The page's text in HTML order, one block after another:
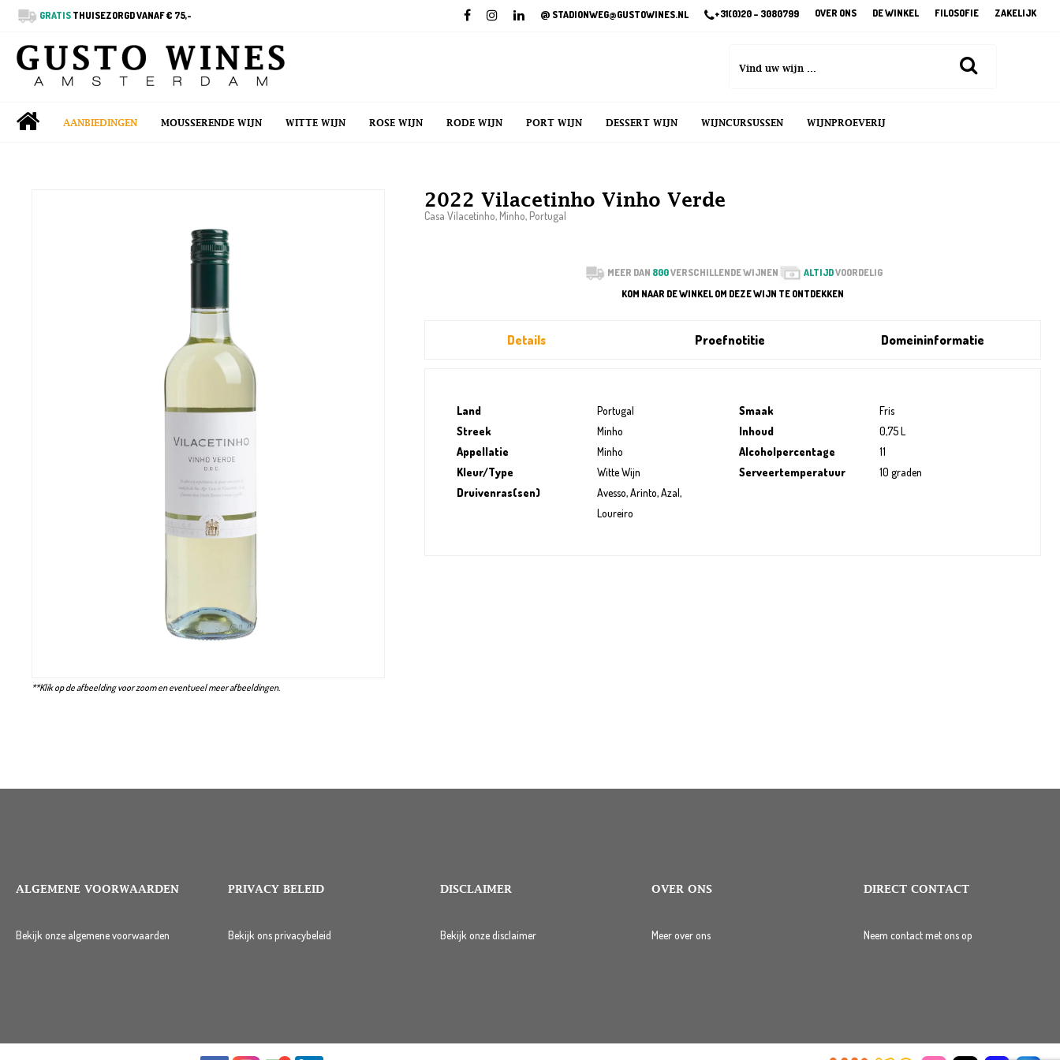
@ STADIONWEG@GUSTOWINES.NL +31(0)20 – 3080799 OVER ONS DE WINKEL FILOSOFIE ZAKELIJK
GRATIS THUISEZORGD VANAF € 75,-
AANBIEDINGEN MOUSSERENDE WIJN WITTE WIJN ROSE WIJN RODE WIJN PORT WIJN DESSERT WIJN WIJNCURSUSSEN WIJNPROEVERIJ
**Klik op de afbeelding voor zoom en eventueel meer afbeeldingen.
2022 Vilacetinho Vinho Verde
Casa Vilacetinho, Minho, Portugal
MEER DAN 800VERSCHILLENDE WIJNEN ALTIJDVOORDELIG
KOM NAAR DE WINKEL OM DEZE WIJN TE ONTDEKKEN
Details Proefnotitie Domeininformatie
Land
Portugal
Streek
Minho
Appellatie
Minho
Kleur/Type
Witte Wijn
Druivenras(sen)
Avesso, Arinto, Azal,
Loureiro
Smaak
Fris
Inhoud
0,75 L
Alcoholpercentage
11
Serveertemperatuur
10 graden
ALGEMENE VOORWAARDEN
Bekijk onze algemene voorwaarden
PRIVACY BELEID
Bekijk ons privacybeleid
DISCLAIMER
Bekijk onze disclaimer
OVER ONS
Meer over ons
DIRECT CONTACT
Neem contact met ons op